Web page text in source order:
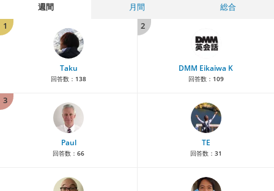
週間 月間
総合
1
Taku
回答数： 138
2
DMM Eikaiwa K
回答数： 109
3
Paul
回答数： 66
TE
回答数： 31